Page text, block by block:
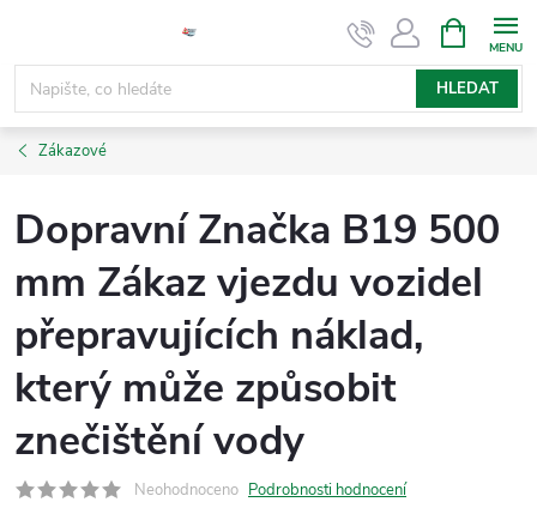
obsah
HLEDAT
NÁKUPNÍ
KOŠÍK
Zákazové
Dopravní Značka B19 500
mm Zákaz vjezdu vozidel
přepravujících náklad,
který může způsobit
znečištění vody
Neohodnoceno Podrobnosti hodnocení